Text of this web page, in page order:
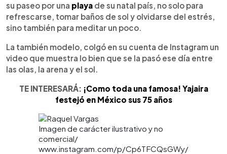
su paseo por una playa de su natal país, no solo para
refrescarse, tomar baños de sol y olvidarse del estrés,
sino también para meditar un poco.
La también modelo, colgó en su cuenta de Instagram un
video que muestra lo bien que se la pasó ese día entre
las olas, la arena y el sol.
TE INTERESARÁ: ¡Como toda una famosa! Yajaira
festejó en México sus 75 años
Imagen de carácter ilustrativo y no
comercial/
www.instagram.com/p/Cp6TFCQsGWy/